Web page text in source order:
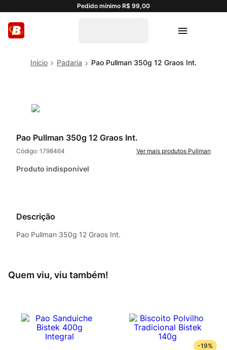
Pedido mínimo R$ 99,00
Padaria Pao Pullman 350g 12 Graos Int.
Pao Pullman 350g 12 Graos Int.
Código: 1798464 Pullman
Produto indisponível
Descrição
Pao Pullman 350g 12 Graos Int.
Quem viu, viu também!
-19%